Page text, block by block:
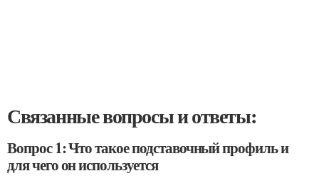
Связанные вопросы и ответы:
Вопрос 1: Что такое подставочный профиль и
для чего он используется